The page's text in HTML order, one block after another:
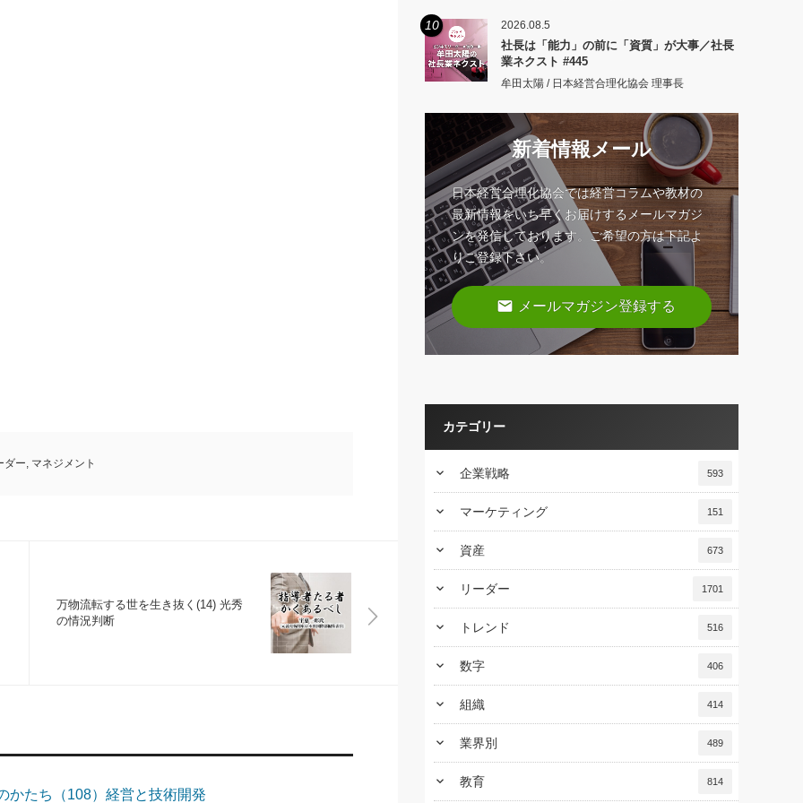
ダー, マネジメント
万物流転する世を生き抜く(14) 光秀
の情況判断
かたち（108）経営と技術開発
10 2026.08.5
社長は「能力」の前に「資質」が大事／社長
業ネクスト #445
牟田太陽 / 日本経営合理化協会 理事長
新着情報メール
日本経営合理化協会では経営コラムや教材の
最新情報をいち早くお届けするメールマガジ
ンを発信しております。ご希望の方は下記よ
りご登録下さい。
email メールマガジン登録する
カテゴリー
keyboard_arrow_down 企業戦略 593
keyboard_arrow_down マーケティング 151
keyboard_arrow_down 資産 673
keyboard_arrow_down リーダー 1701
keyboard_arrow_down トレンド 516
keyboard_arrow_down 数字 406
keyboard_arrow_down 組織 414
keyboard_arrow_down 業界別 489
keyboard_arrow_down 教育 814